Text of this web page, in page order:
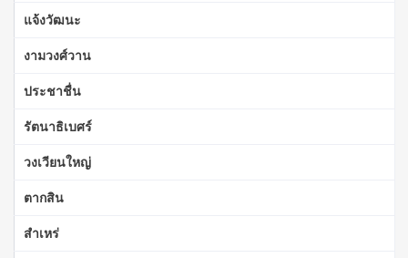
แจ้งวัฒนะ
งามวงศ์วาน
ประชาชื่น
รัตนาธิเบศร์
วงเวียนใหญ่
ตากสิน
สำเหร่